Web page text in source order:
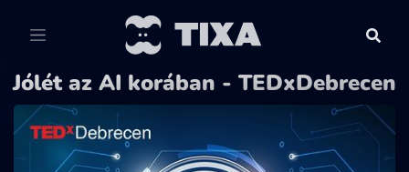
Jólét az AI korában - TEDxDebrecen